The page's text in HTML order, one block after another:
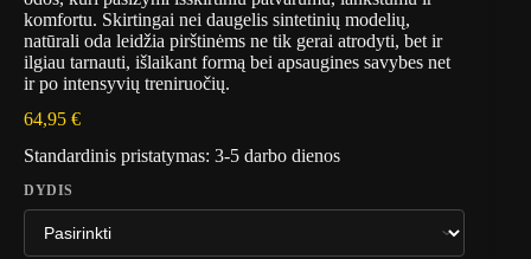
komfortu. Skirtingai nei daugelis sintetinių modelių,
natūrali oda leidžia pirštinėms ne tik gerai atrodyti, bet ir
ilgiau tarnauti, išlaikant formą bei apsaugines savybes net
ir po intensyvių treniruočių.
64,95 €
Standardinis pristatymas: 3-5 darbo dienos
DYDIS